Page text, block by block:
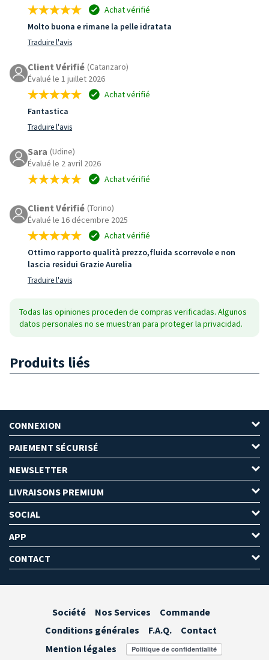
Achat vérifié
Molto buona e rimane la pelle idratata
Traduire l'avis
Client Vérifié (Catanzaro)
Évalué le 1 juillet 2026
Achat vérifié
Fantastica
Traduire l'avis
Sara (Udine)
Évalué le 2 avril 2026
Achat vérifié
Client Vérifié (Torino)
Évalué le 16 décembre 2025
Achat vérifié
Ottimo rapporto qualità prezzo,fluida scorrevole e non
lascia residui Grazie Aurelia
Traduire l'avis
Todas las opiniones proceden de compras verificadas. Algunos
datos personales no se muestran para proteger la privacidad.
Produits liés
CONNEXION
PAIEMENT SÉCURISÉ
NEWSLETTER
LIVRAISONS PREMIUM
SOCIAL
APP
CONTACT
Société Nos Services
Commande
Conditions générales
F.A.Q.
Contact
Mention légales